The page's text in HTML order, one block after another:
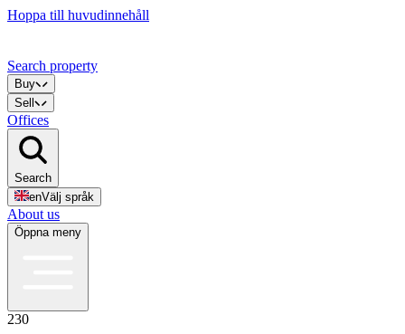
Hoppa till huvudinnehåll
Search property
Buy
Sell
Offices
Search
enVälj språk
About us
Öppna meny
230